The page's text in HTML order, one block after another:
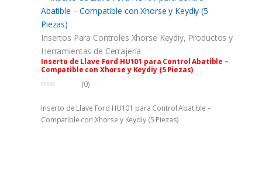
Insertos Para Controles Xhorse Keydiy, Productos y
Herramientas de Cerrajería
Inserto de Llave Ford HU101 para Control Abatible –
Compatible con Xhorse y Keydiy (5 Piezas)
u
r
(0)
Inserto de Llave Ford HU101 para Control Abatible –
Compatible con Xhorse y Keydiy (5 Piezas)